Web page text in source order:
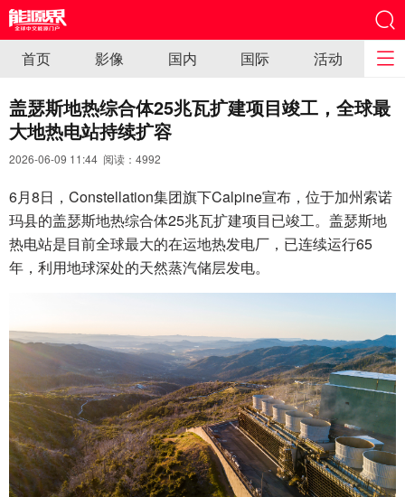
首页 影像 国内 国际 活动
盖瑟斯地热综合体25兆瓦扩建项目竣工，全球最
大地热电站持续扩容
2026-06-09 11:44 阅读： 4992
6月8日，Constellation集团旗下Calpine宣布，位于加州索诺
玛县的盖瑟斯地热综合体25兆瓦扩建项目已竣工。盖瑟斯地
热电站是目前全球最大的在运地热发电厂，已连续运行65
年，利用地球深处的天然蒸汽储层发电。